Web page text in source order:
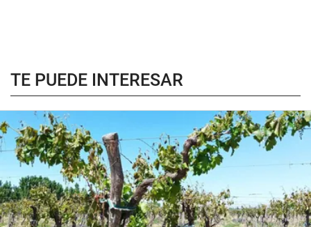
TE PUEDE INTERESAR